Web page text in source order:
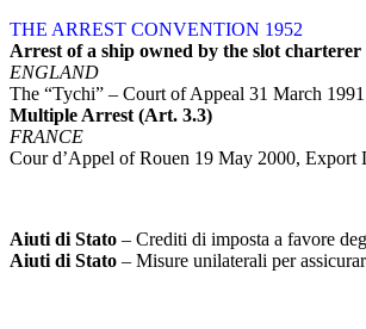
THE ARREST CONVENTION 1952
Arrest of a ship owned by the slot charterer
ENGLAND
The “Tychi” – Court of Appeal 31 March 1991
Multiple Arrest (Art. 3.3)
FRANCE
Cour d’Appel of Rouen 19 May 2000, Export
Aiuti di Stato – Crediti di imposta a favore
Aiuti di Stato – Misure unilaterali per